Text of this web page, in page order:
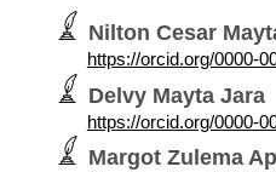
Nilton Cesar
https://orcid.org/0000-
Delvy Mayta Jara
https://orcid.org/0000-
Margot Zulema